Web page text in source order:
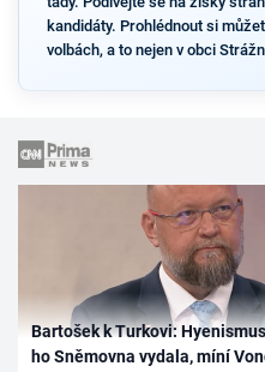
kandidáty. Prohlédnout si
volbách, a to nejen v obci
Bartošek k Turkovi:
ho Sněmovna vydala, míní